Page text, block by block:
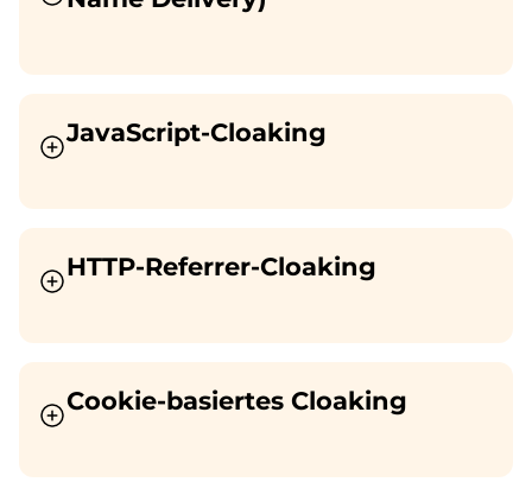
JavaScript-Cloaking
HTTP-Referrer-Cloaking
Cookie-basiertes Cloaking